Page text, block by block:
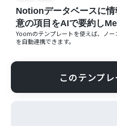
Notionデータベースに
意の項目をAIで要約し
Yoomのテンプレートを使えば、ノ
を自動連携できます。
このテンプ